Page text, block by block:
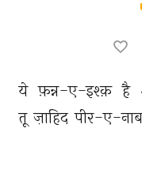
ये फ़न्न-ए-इश्क़ है
तू ज़ाहिद पीर-ए-